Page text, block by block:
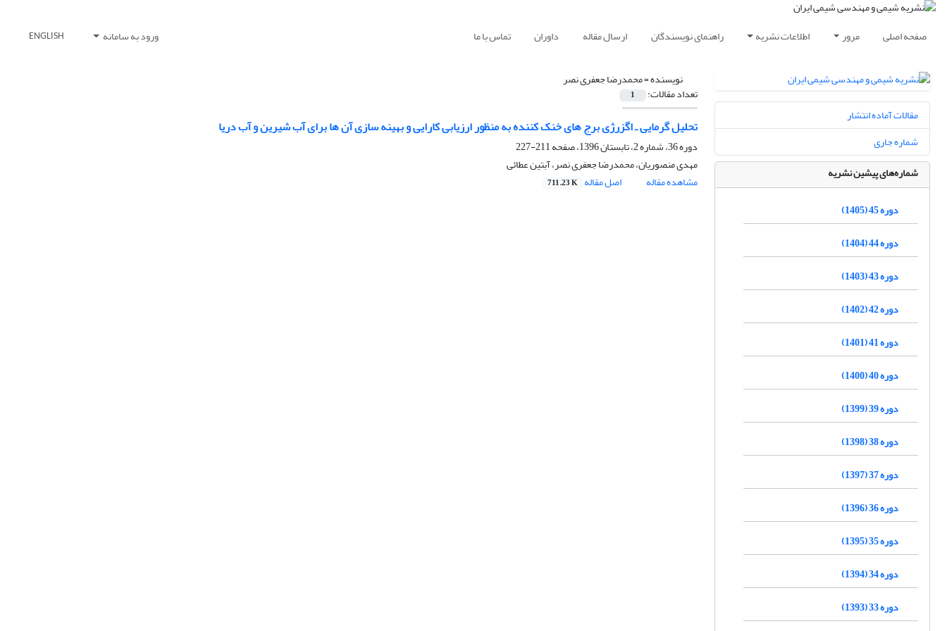
صفحه اصلی مرور اطلاعات نشریه راهنمای نویسندگان ارسال مقاله داوران تماس با ما ورود به سامانه ENGLISH
نویسنده =محمدرضا جعفری نصر
تعداد مقالات: 1
تحلیل گرمایی ـ اگزرژی برج های خنک کننده به منظور ارزیابی کارایی و بهینه سازی آن ها برای آب شیرین و آب دریا
دوره 36، شماره 2، تابستان 1396، صفحه
211-227
مهدی منصوریان، محمدرضا جعفری نصر، آبتین عطائی
مشاهده مقاله
اصل مقاله 711.23 K
مقالات آماده انتشار
شماره جاری
شماره‌های پیشین نشریه
دوره 45 (1405)
دوره 44 (1404)
دوره 43 (1403)
دوره 42 (1402)
دوره 41 (1401)
دوره 40 (1400)
دوره 39 (1399)
دوره 38 (1398)
دوره 37 (1397)
دوره 36 (1396)
دوره 35 (1395)
دوره 34 (1394)
دوره 33 (1393)